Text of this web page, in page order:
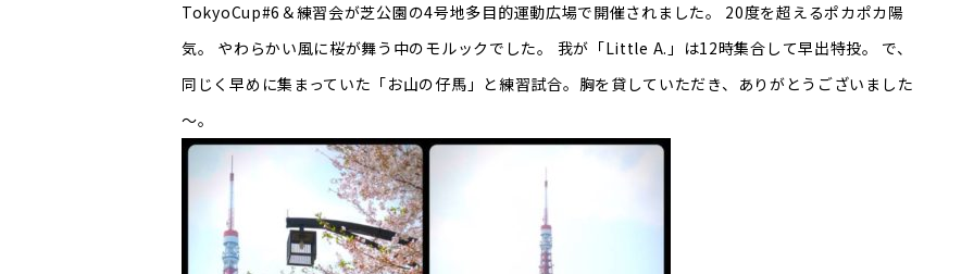
TokyoCup#6＆練習会が芝公園の4号地多目的運動広場で開催されました。 20度を超えるポカポカ陽
気。 やわらかい風に桜が舞う中のモルックでした。 我が「Little A.」は12時集合して早出特投。 で、
同じく早めに集まっていた「お山の仔馬」と練習試合。胸を貸していただき、ありがとうございました
～。